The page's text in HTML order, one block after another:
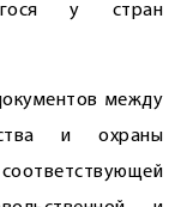
у стран
между
и охраны